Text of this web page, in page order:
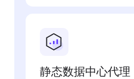
静态数据中心代理